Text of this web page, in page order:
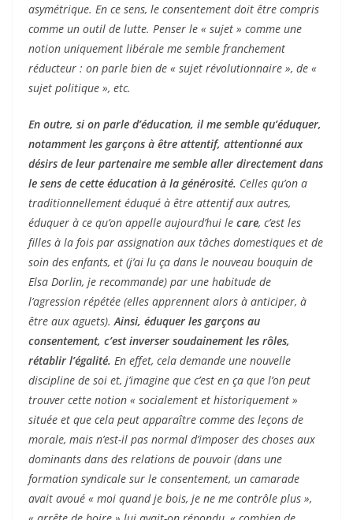
asymétrique. En ce sens, le consentement doit être compris
comme un outil de lutte. Penser le « sujet » comme une
notion uniquement libérale me semble franchement
réducteur : on parle bien de « sujet révolutionnaire », de «
sujet politique », etc.
En outre, si on parle d’éducation, il me semble qu’éduquer,
notamment les garçons à être attentif, attentionné aux
désirs de leur partenaire me semble aller directement dans
le sens de cette éducation à la générosité. Celles qu’on a
traditionnellement éduqué à être attentif aux autres,
éduquer à ce qu’on appelle aujourd’hui le care, c’est les
filles à la fois par assignation aux tâches domestiques et de
soin des enfants, et (j’ai lu ça dans le nouveau bouquin de
Elsa Dorlin, je recommande) par une habitude de
l’agression répétée (elles apprennent alors à anticiper, à
être aux aguets).Ainsi, éduquer les garçons au
consentement, c’est inverser soudainement les rôles,
rétablir l’égalité. En effet, cela demande une nouvelle
discipline de soi et, j’imagine que c’est en ça que l’on peut
trouver cette notion « socialement et historiquement »
située et que cela peut apparaître comme des leçons de
morale, mais n’est-il pas normal d’imposer des choses aux
dominants dans des relations de pouvoir (dans une
formation syndicale sur le consentement, un camarade
avait avoué « moi quand je bois, je ne me contrôle plus »,